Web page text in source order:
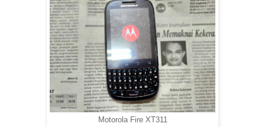
Motorola Fire XT311